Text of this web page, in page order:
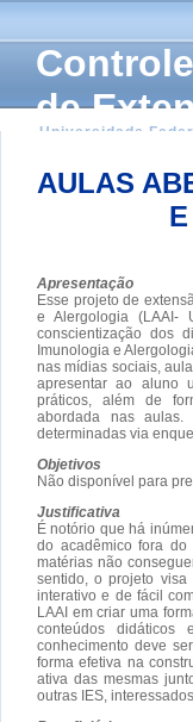
de
Universidade
AULAS
Apresentação
Esse projeto de
e Alergologia (LAAI-
conscientização dos
Imunologia e
nas mídias sociais,
apresentar ao aluno
práticos, além de
abordada nas
determinadas via
Objetivos
Não disponível para
Justificativa
É notório que há
do acadêmico fora
matérias não
sentido, o projeto visa
interativo e de fácil
LAAI em criar uma
conteúdos didáticos
conhecimento deve
forma efetiva na
ativa das mesmas
outras IES,